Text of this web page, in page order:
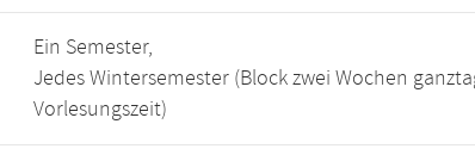
Ein Semester,
Jedes Wintersemester (Block zwei Wochen
Vorlesungszeit)